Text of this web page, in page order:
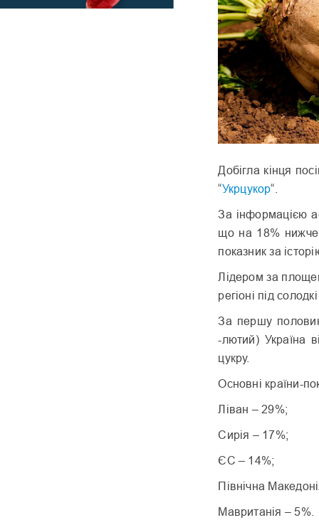
Добігла кінця
“Укрцукор“.
За інформацією
що на 18% нижче
показник за
Лідером за
регіоні під
За першу
-лютий) Україна
цукру.
Основні країни-
Ліван – 29%;
Сирія – 17%;
ЄС – 14%;
Північна
Мавританія – 5%.